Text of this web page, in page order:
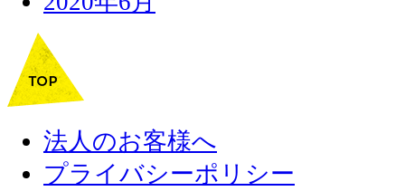
法人のお客様へ
プライバシーポリシー